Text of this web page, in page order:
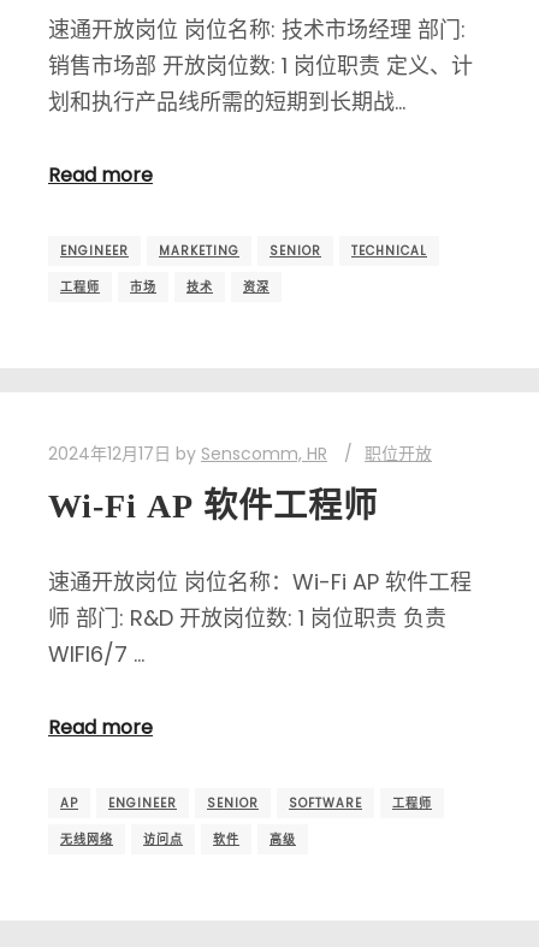
速通开放岗位 岗位名称: 技术市场经理 部门:
销售市场部 开放岗位数: 1 岗位职责 定义、计
划和执行产品线所需的短期到长期战…
Read more
ENGINEER MARKETING SENIOR
TECHNICAL
工程师
市场 技术 资深
2024年12月17日 by Senscomm, HR 职位开放
Wi-Fi AP 软件工程师
速通开放岗位 岗位名称：Wi-Fi AP 软件工程
师 部门: R&D 开放岗位数: 1 岗位职责 负责
WIFI6/7 …
Read more
AP ENGINEER SENIOR SOFTWARE
工程师
无线网络
访问点 软件 高级